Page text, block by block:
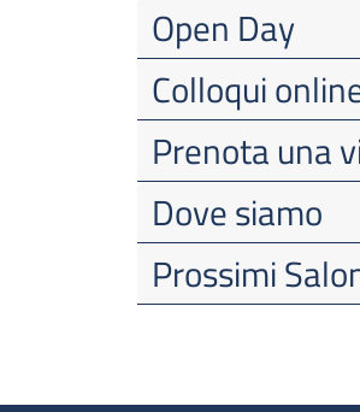
Open Day
Colloqui
Prenota una
Dove siamo
Prossimi